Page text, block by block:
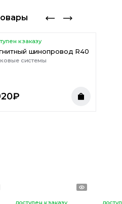
к заказу
шинопровод R40
системы
₽
доступен к заказу